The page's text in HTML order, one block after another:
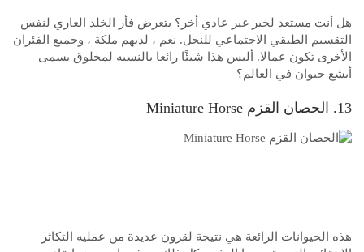
هل أنت مستعد لخبر غير عادي أخر؟ يتعرض فأر الخلد العاري لنفس
التقسيم الطبقي الاجتماعي للنحل. نعم ، لديهم ملكة ، وجميع الفئران
الأخرى تكون عمالا. أليس هذا شيئًا رائعا بالنسبه لمخلوق يسمى
أبشع حيوان في العالم؟
13. الحصان القزم Miniature Horse
هذه الحيوانات الرائعة هي نتيجة لقرون عديدة من عمليه التكاثر